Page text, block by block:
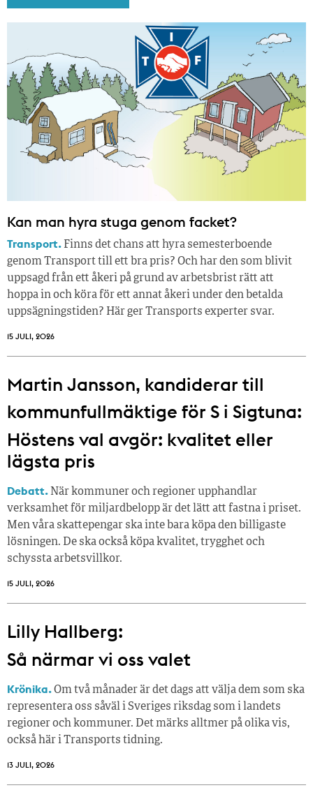
Kan man hyra stuga genom facket?
Transport. Finns det chans att hyra semesterboende
genom Transport till ett bra pris? Och har den som blivit
uppsagd från ett åkeri på grund av arbetsbrist rätt att
hoppa in och köra för ett annat åkeri under den betalda
uppsägningstiden? Här ger Transports experter svar.
15 JULI, 2026
Martin Jansson, kandiderar till
kommunfullmäktige för S i Sigtuna:
Höstens val avgör: kvalitet eller
lägsta pris
Debatt. När kommuner och regioner upphandlar
verksamhet för miljardbelopp är det lätt att fastna i priset.
Men våra skattepengar ska inte bara köpa den billigaste
lösningen. De ska också köpa kvalitet, trygghet och
schyssta arbetsvillkor.
15 JULI, 2026
Lilly Hallberg:
Så närmar vi oss valet
Krönika.Om två månader är det dags att välja dem som ska
representera oss såväl i Sveriges riksdag som i landets
regioner och kommuner. Det märks alltmer på olika vis,
också här i Transports tidning.
13 JULI, 2026